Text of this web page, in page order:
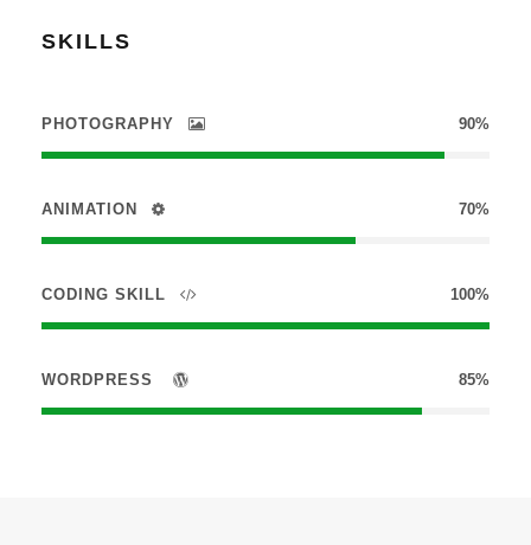
SKILLS
PHOTOGRAPHY 90%
ANIMATION 70%
CODING SKILL 100%
WORDPRESS 85%